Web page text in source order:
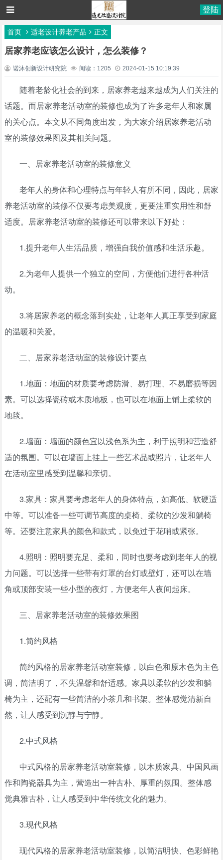
登陆
首页 适老设计养老产品 正文
居家养老应该怎么设计，怎么装修？
诺沐创新设计研究院 阅读：1205 2024-01-15 10:19:39
随着老龄化社会的到来，居家养老越来越成为人们关注的
话题。而居家养老活动室的装修也成为了许多老年人和家属
的关心点。本文从不同角度出发，为大家介绍居家养老活动
室的装修效果图及其相关问题。
一、居家养老活动室的装修意义
老年人的身体和心理特点与年轻人有所不同，因此，居家
养老活动室的装修不仅要考虑美观度，更要注重实用性和舒
适度。居家养老活动室的装修还可以带来以下好处：
1.提升老年人生活品质，增强自我价值感和生活乐趣。
2.为老年人提供一个独立的空间，方便他们进行各种活
动。
3.将居家养老的概念落到实处，让老年人真正享受到家庭
的温暖和关爱。
二、居家养老活动室的装修设计要点
1.地面：地面的材质要考虑防滑、易打理、不易磨损等因
素。可以选择瓷砖或木质地板，也可以在地面上铺上柔软的
地毯。
2.墙面：墙面的颜色宜以浅色系为主，利于照明和营造舒
适的氛围。可以在墙面上挂上一些艺术品或照片，让老年人
在活动室里感受到温馨和亲切。
3.家具：家具要考虑老年人的身体特点，如高低、软硬适
中等。可以准备一些可调节高度的桌椅、柔软的沙发和躺椅
等。还要注意家具的颜色和款式，以免过于花哨或紧张。
4.照明：照明要充足、柔和，同时也要考虑到老年人的视
力问题。可以选择一些带有灯罩的台灯或壁灯，还可以在墙
角或顶部安装一些小型的夜灯，方便老年人夜间起床。
三、居家养老活动室的装修效果图
1.简约风格
简约风格的居家养老活动室装修，以白色和原木色为主色
调，简洁明了，不失温馨和舒适感。家具以柔软的沙发和躺
椅为主，还配有一些简洁的小茶几和书架。整体感觉清新自
然，让人感受到沉静与宁静。
2.中式风格
中式风格的居家养老活动室装修，以木质家具、中国风画
作和陶瓷器具为主，营造出一种古朴、厚重的氛围。整体感
觉典雅古朴，让人感受到中华传统文化的魅力。
3.现代风格
现代风格的居家养老活动室装修，以简洁明快、色彩鲜艳